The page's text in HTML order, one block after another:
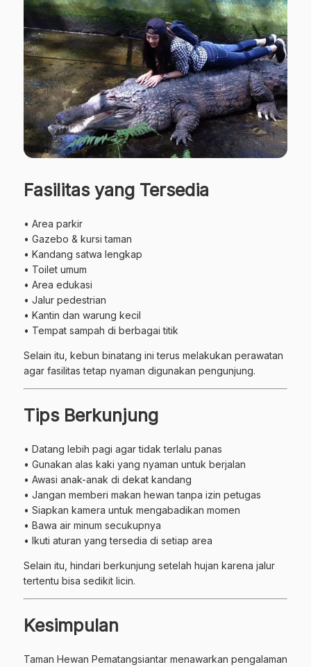
Fasilitas yang Tersedia
• Area parkir
• Gazebo & kursi taman
• Kandang satwa lengkap
• Toilet umum
• Area edukasi
• Jalur pedestrian
• Kantin dan warung kecil
• Tempat sampah di berbagai titik
Selain itu, kebun binatang ini terus melakukan perawatan
agar fasilitas tetap nyaman digunakan pengunjung.
Tips Berkunjung
• Datang lebih pagi agar tidak terlalu panas
• Gunakan alas kaki yang nyaman untuk berjalan
• Awasi anak-anak di dekat kandang
• Jangan memberi makan hewan tanpa izin petugas
• Siapkan kamera untuk mengabadikan momen
• Bawa air minum secukupnya
• Ikuti aturan yang tersedia di setiap area
Selain itu, hindari berkunjung setelah hujan karena jalur
tertentu bisa sedikit licin.
Kesimpulan
Taman Hewan Pematangsiantar menawarkan pengalaman